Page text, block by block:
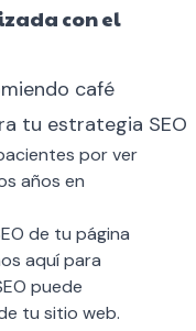
con el
tu estrategia SEO
por ver
años en
de tu página
aquí para
puede
tu sitio web.